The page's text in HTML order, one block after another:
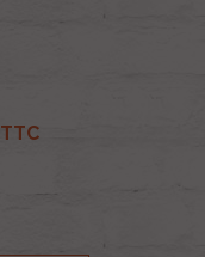
TTC